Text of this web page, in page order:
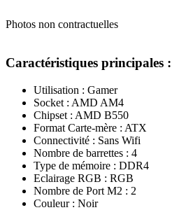
Photos non contractuelles
Caractéristiques principales :
Utilisation : Gamer
Socket : AMD AM4
Chipset : AMD B550
Format Carte-mère : ATX
Connectivité : Sans Wifi
Nombre de barrettes : 4
Type de mémoire : DDR4
Eclairage RGB : RGB
Nombre de Port M2 : 2
Couleur : Noir